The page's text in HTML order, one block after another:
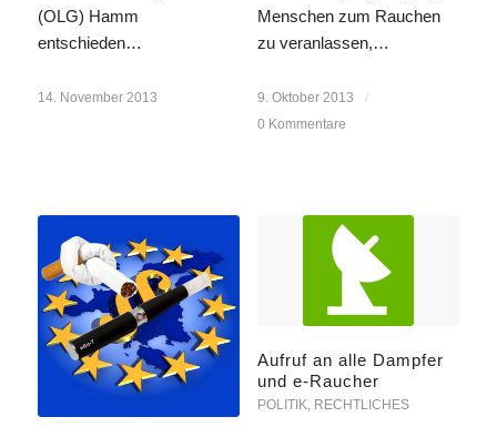
(OLG) Hamm
entschieden…
14. November 2013
Menschen zum Rauchen
zu veranlassen,…
9. Oktober 2013
/
0 Kommentare
Aufruf an alle Dampfer
und e-Raucher
POLITIK RECHTLICHES